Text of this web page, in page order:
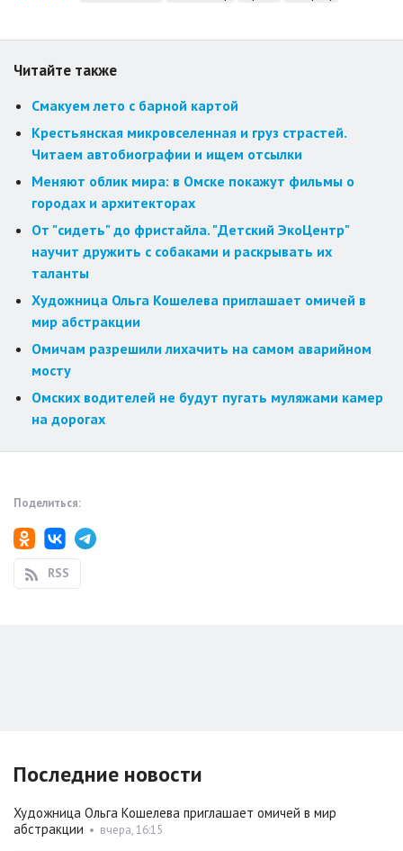
Читайте также
Смакуем лето с барной картой
Крестьянская микровселенная и груз страстей.
Читаем автобиографии и ищем отсылки
Меняют облик мира: в Омске покажут фильмы о
городах и архитекторах
От "сидеть" до фристайла. "Детский ЭкоЦентр"
научит дружить с собаками и раскрывать их
таланты
Художница Ольга Кошелева приглашает омичей в
мир абстракции
Омичам разрешили лихачить на самом аварийном
мосту
Омских водителей не будут пугать муляжами камер
на дорогах
Поделиться:
RSS
Последние новости
Художница Ольга Кошелева приглашает омичей в мир
абстракции • вчера, 16:15